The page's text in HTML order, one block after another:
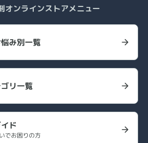
オンラインストアメニュー
み別一覧
リ一覧
ド
でお困りの方